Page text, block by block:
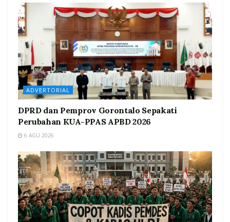
ADVERTORIAL
DPRD dan Pemprov Gorontalo Sepakati
Perubahan KUA-PPAS APBD 2026
6 AGU 2026